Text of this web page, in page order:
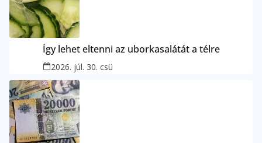
Így lehet eltenni az uborkasalátát a télre
2026. júl. 30. csü